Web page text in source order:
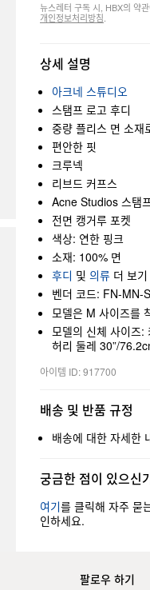
뉴스레터 구독 시, HBX의 약
개인정보처리방침
상세 설명
아크네 스튜디오
스탬프 로고 후디
중량 플리스 면 소재
편안한 핏
크루넥
리브드 커프스
Acne Studios 스탬
전면 캥거루 포켓
색상: 연한 핑크
소재: 100% 면
후디 및 의류 더 보기
벤더 코드: FN-MN-
모델은 M 사이즈를
모델의 신체 사이즈
허리 둘레 30”/
아이템 ID: 917700
배송 및 반품 규정
배송에 대한 자세한
궁금한 점이 있으신
여기를 클릭해 자주 묻
인하세요.
팔로우 하기